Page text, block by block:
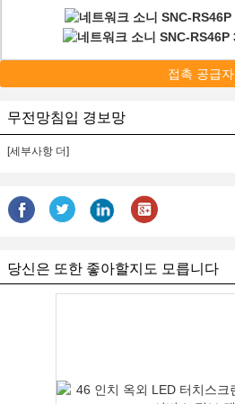
접촉 공급자
무전망침입 경보망
[세부사항 더]
당신은 또한 좋아할지도 모릅니다